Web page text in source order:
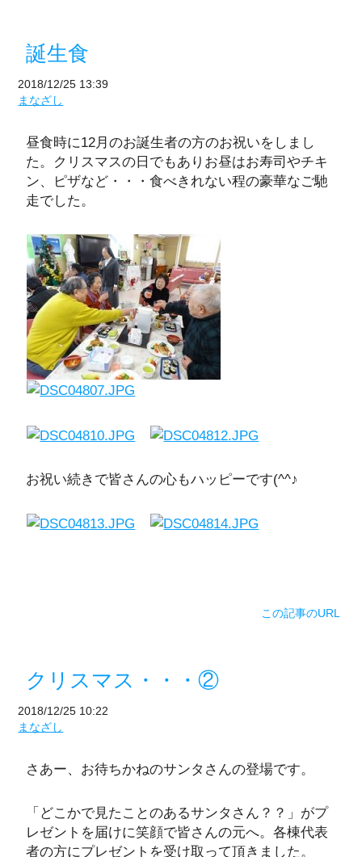
誕生食
2018/12/25 13:39
まなざし
昼食時に12月のお誕生者の方のお祝いをしまし
た。クリスマスの日でもありお昼はお寿司やチキ
ン、ピザなど・・・食べきれない程の豪華なご馳
走でした。
お祝い続きで皆さんの心もハッピーです(^^♪
この記事のURL
クリスマス・・・②
2018/12/25 10:22
まなざし
さあー、お待ちかねのサンタさんの登場です。
「どこかで見たことのあるサンタさん？？」がプ
レゼントを届けに笑顔で皆さんの元へ。各棟代表
者の方にプレゼントを受け取って頂きました。